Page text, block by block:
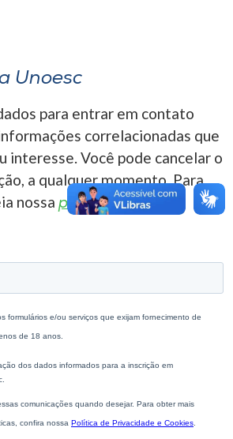
Unoesc
para entrar em contato
correlacionadas que
interesse. Você pode cancelar o
a qualquer momento. Para
nossa política de